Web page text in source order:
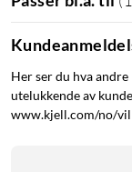
Etuiet har tynne,
kameraet og
Smarte detaljer
En integrert
responsiv følelse
Her ser du hva
utelukkende av
www.kjell.com/no/